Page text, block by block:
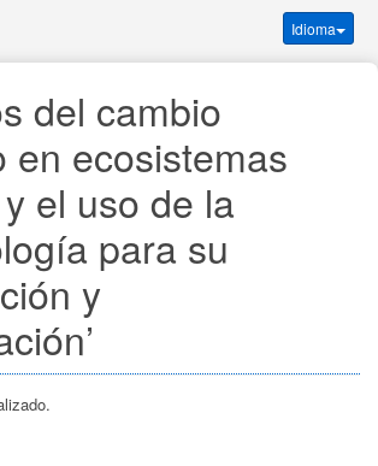
Idioma
del cambio
en ecosistemas
el uso de la
para su
y